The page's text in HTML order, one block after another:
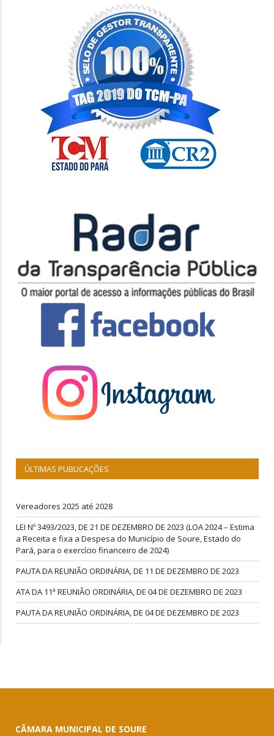
ÚLTIMAS PUBLICAÇÕES
Vereadores 2025 até 2028
LEI Nº 3493/2023, DE 21 DE DEZEMBRO DE 2023 (LOA 2024 – Estima
a Receita e fixa a Despesa do Município de Soure, Estado do
Pará, para o exercício financeiro de 2024)
PAUTA DA REUNIÃO ORDINÁRIA, DE 11 DE DEZEMBRO DE 2023
ATA DA 11ª REUNIÃO ORDINÁRIA, DE 04 DE DEZEMBRO DE 2023
PAUTA DA REUNIÃO ORDINÁRIA, DE 04 DE DEZEMBRO DE 2023
CÂMARA MUNICIPAL DE SOURE